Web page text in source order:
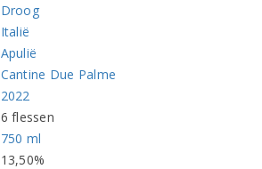
Droog
Italië
Apulië
Cantine Due Palme
2022
6 flessen
750 ml
13,50%